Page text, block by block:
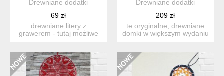
Drewniane dodatki
69 zł
drewniane litery z
grawerem - tutaj możliwe
Drewniane dodatki
209 zł
te oryginalne, drewniane
domki w większym wydaniu